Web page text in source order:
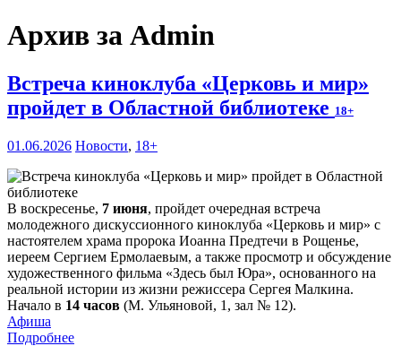
Архив за Admin
Встреча киноклуба «Церковь и мир»
пройдет в Областной библиотеке 18+
01.06.2026 Новости, 18+
В воскресенье, 7 июня, пройдет очередная встреча
молодежного дискуссионного киноклуба «Церковь и мир» с
настоятелем храма пророка Иоанна Предтечи в Рощенье,
иереем Сергием Ермолаевым, а также просмотр и обсуждение
художественного фильма «Здесь был Юра», основанного на
реальной истории из жизни режиссера Сергея Малкина.
Начало в 14 часов (М. Ульяновой, 1, зал № 12).
Афиша
Подробнее